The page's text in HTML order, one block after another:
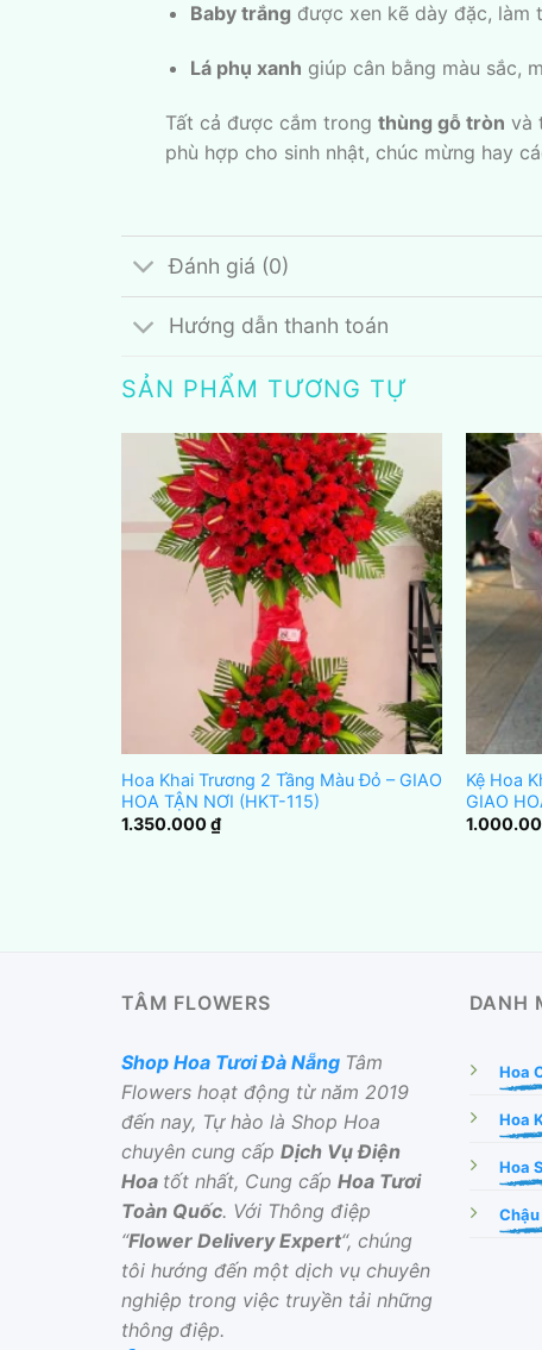
Baby trắng được xen kẽ dày đặc, làm
Lá phụ xanh giúp cân bằng màu sắc,
Tất cả được cắm trong thùng gỗ tròn và
phù hợp cho sinh nhật, chúc mừng hay
Đánh giá (0)
Hướng dẫn thanh toán
SẢN PHẨM TƯƠNG TỰ
Hoa Khai Trương 2 Tầng Màu Đỏ – GIAO
HOA TẬN NƠI (HKT-115)
1.350.000₫
Kệ Hoa
GIAO
TÂM FLOWERS
Shop Hoa Tươi Đà Nẵng Tâm
Flowers hoạt động từ năm 2019
đến nay, Tự hào là Shop Hoa
chuyên cung cấp Dịch Vụ Điện
Hoa tốt nhất, Cung cấp Hoa Tươi
Toàn Quốc. Với Thông điệp
“Flower Delivery Expert“, chúng
tôi hướng đến một dịch vụ chuyên
nghiệp trong việc truyền tải những
thông điệp.
DANH
Hoa
Hoa
Hoa